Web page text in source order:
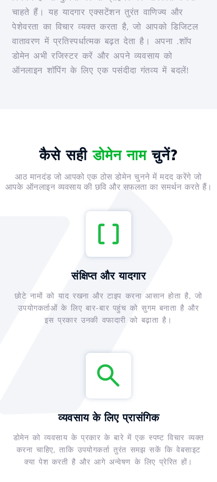
चाहते हैं। यह यादगार एक्सटेंशन तुरंत वाणिज्य और
पेशेवरता का विचार व्यक्त करता है, जो आपको डिजिटल
वातावरण में प्रतिस्पर्धात्मक बढ़त देता है। अपना .शॉप
डोमेन अभी रजिस्टर करें और अपने व्यवसाय को
ऑनलाइन शॉपिंग के लिए एक पसंदीदा गंतव्य में बदलें!
कैसे सहीडोमेन नामचुनें?
आठ मानदंड जो आपको एक ठोस डोमेन चुनने में मदद करेंगे जो
आपके ऑनलाइन व्यवसाय की छवि और सफलता का समर्थन करते हैं।
संक्षिप्त और यादगार
छोटे नामों को याद रखना और टाइप करना आसान होता है, जो
उपयोगकर्ताओं के लिए बार-बार पहुंच को सुगम बनाता है और
इस प्रकार उनकी वफादारी को बढ़ाता है।
व्यवसाय के लिए प्रासंगिक
डोमेन को व्यवसाय के प्रकार के बारे में एक स्पष्ट विचार व्यक्त
करना चाहिए, ताकि उपयोगकर्ता तुरंत समझ सकें कि वेबसाइट
क्या पेश करती है और आगे अन्वेषण के लिए प्रेरित हों।